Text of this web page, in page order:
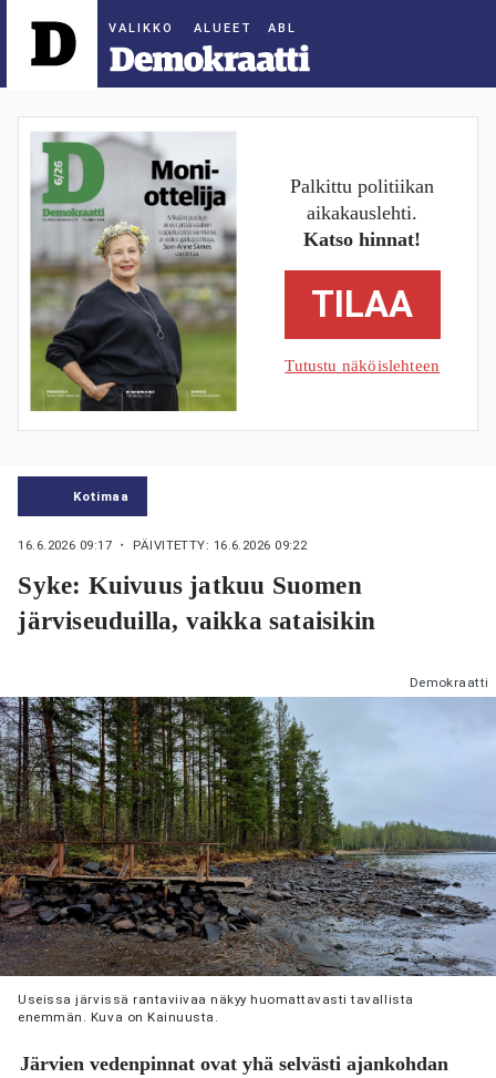
ALUEET
Palkittu politiikan
aikakauslehti.
Katso hinnat!
TILAA
Tutustu näköislehteen
Kotimaa
16.6.2026 09:17 ・ PÄIVITETTY: 16.6.2026 09:22
Syke: Kuivuus jatkuu Suomen
järviseuduilla, vaikka sataisikin
Demokraatti
Useissa järvissä rantaviivaa näkyy huomattavasti tavallista
enemmän. Kuva on Kainuusta.
Järvien vedenpinnat ovat yhä selvästi ajankohdan